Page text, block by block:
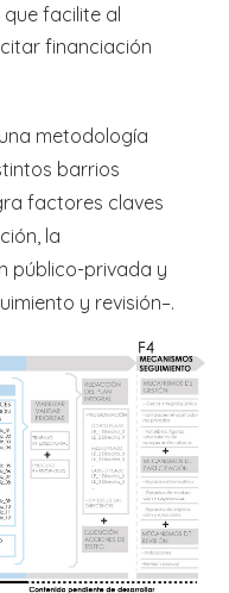
que facilite al
financiación
metodología
barrios
factores claves
la
público-privada y
y revisión–.